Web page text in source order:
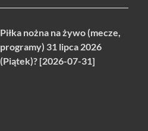
Piłka nożna na żywo (mecze,
programy) 31 lipca 2026
(Piątek)? [2026-07-31]